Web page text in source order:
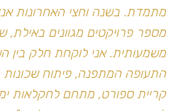
מתמדת. בשנה וחצי האחרונות
מספר פרויקטים מגוונים
משמעותית. אני לוקחת חלק בין
התעופה המתפנה, פיתוח שכונות
קריית ספורט, מתחם לחקלאות